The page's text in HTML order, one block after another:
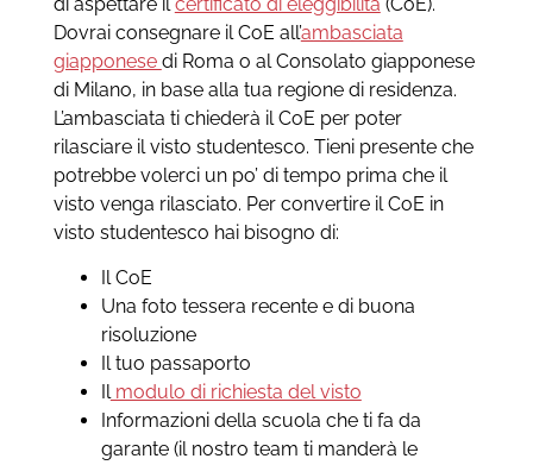
Dovrai consegnare il CoE all’ambasciata
giapponese di Roma o al Consolato giapponese
di Milano, in base alla tua regione di residenza.
L’ambasciata ti chiederà il CoE per poter
rilasciare il visto studentesco. Tieni presente che
potrebbe volerci un po’ di tempo prima che il
visto venga rilasciato. Per convertire il CoE in
visto studentesco hai bisogno di:
Il CoE
Una foto tessera recente e di buona
risoluzione
Il tuo passaporto
Ilmodulo di richiesta del visto
Informazioni della scuola che ti fa da
garante (il nostro team ti manderà le